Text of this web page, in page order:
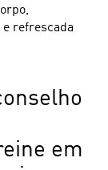
e refrescada
em